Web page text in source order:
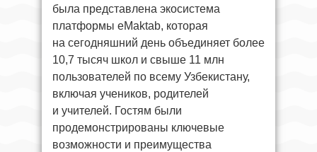
была представлена экосистема
платформы eMaktab, которая
на сегодняшний день объединяет более
10,7 тысяч школ и свыше 11 млн
пользователей по всему Узбекистану,
включая учеников, родителей
и учителей. Гостям были
продемонстрированы ключевые
возможности и преимущества